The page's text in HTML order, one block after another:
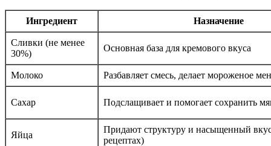
Ингредиент Назначение
Сливки (не менее
30%)
Основная база для кремового вкуса
Молоко Разбавляет смесь, делает мороженое
Сахар Подслащивает и помогает сохранить
Яйца
Придают структуру и насыщенный
рецептах)